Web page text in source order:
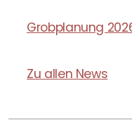
Grobplanung
Zu allen News